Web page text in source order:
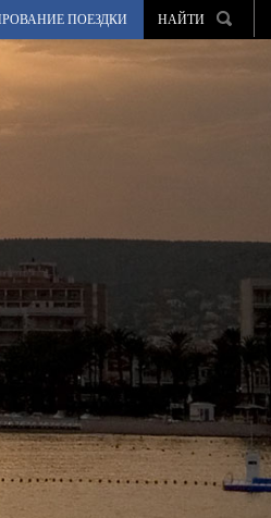
ПОЕЗДКИ НАЙТИ